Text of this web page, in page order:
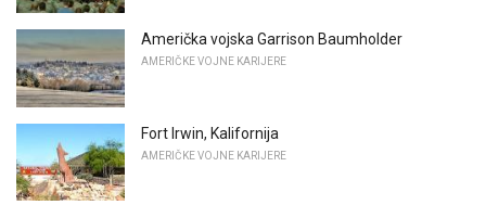
Američka vojska Garrison Baumholder
AMERIČKE VOJNE KARIJERE
Fort Irwin, Kalifornija
AMERIČKE VOJNE KARIJERE